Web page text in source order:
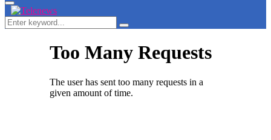
Primary
Menu
Search
for:
Search